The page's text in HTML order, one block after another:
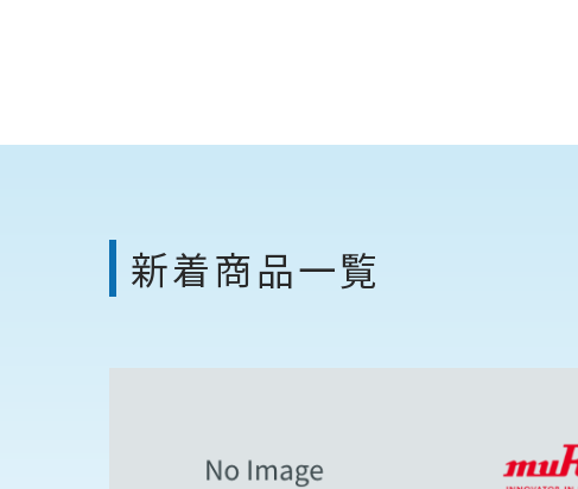
新着商品一覧